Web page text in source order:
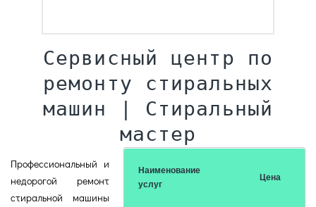
Сервисный центр по
ремонту стиральных
машин | Стиральный
мастер
Наименование
услуг
Цена
Профессиональный и
недорогой ремонт
стиральной машины